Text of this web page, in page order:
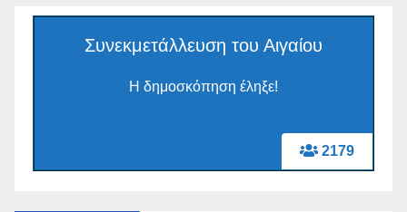
2179
Συνεκμετάλλευση του Αιγαίου
Η δημοσκόπηση έληξε!